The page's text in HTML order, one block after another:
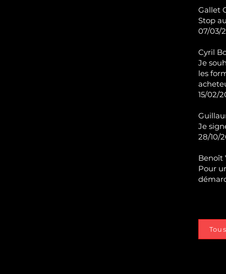
Gallet
Stop
07/03/
Cyril
Je
les
15/02/
Je
28/10/
Benoît
Pour